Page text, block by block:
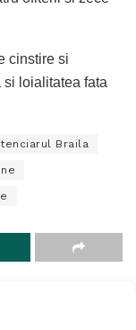
cinstire si
si loialitatea fata
Braila